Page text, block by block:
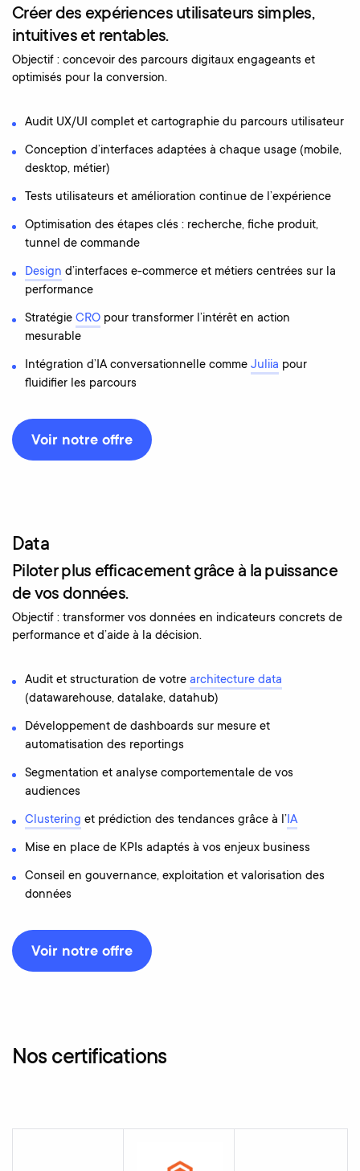
Créer des expériences utilisateurs simples,
intuitives et rentables.
Objectif : concevoir des parcours digitaux engageants et
optimisés pour la conversion.
Audit UX/UI complet et cartographie du parcours utilisateur
Conception d’interfaces adaptées à chaque usage (mobile,
desktop, métier)
Tests utilisateurs et amélioration continue de l’expérience
Optimisation des étapes clés : recherche, fiche produit,
tunnel de commande
Design d’interfaces e-commerce et métiers centrées sur la
performance
Stratégie CRO pour transformer l’intérêt en action
mesurable
Intégration d’IA conversationnelle comme Juliia pour
fluidifier les parcours
Voir notre offre
Data
Piloter plus efficacement grâce à la puissance
de vos données.
Objectif : transformer vos données en indicateurs concrets de
performance et d’aide à la décision.
Audit et structuration de votre architecture data
(datawarehouse, datalake, datahub)
Développement de dashboards sur mesure et
automatisation des reportings
Segmentation et analyse comportementale de vos
audiences
Clustering et prédiction des tendances grâce à l’IA
Mise en place de KPIs adaptés à vos enjeux business
Conseil en gouvernance, exploitation et valorisation des
données
Voir notre offre
Nos certifications